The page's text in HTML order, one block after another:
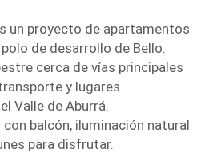
un proyecto de apartamentos
de desarrollo de Bello.
cerca de vías principales
y lugares
Valle de Aburrá.
balcón, iluminación natural
para disfrutar.